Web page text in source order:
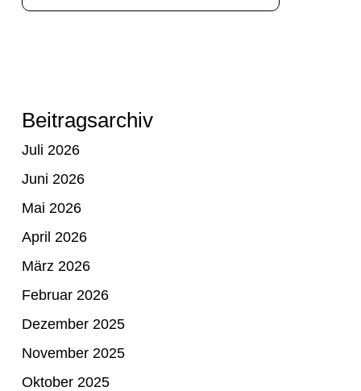
Beitragsarchiv
Juli 2026
Juni 2026
Mai 2026
April 2026
März 2026
Februar 2026
Dezember 2025
November 2025
Oktober 2025